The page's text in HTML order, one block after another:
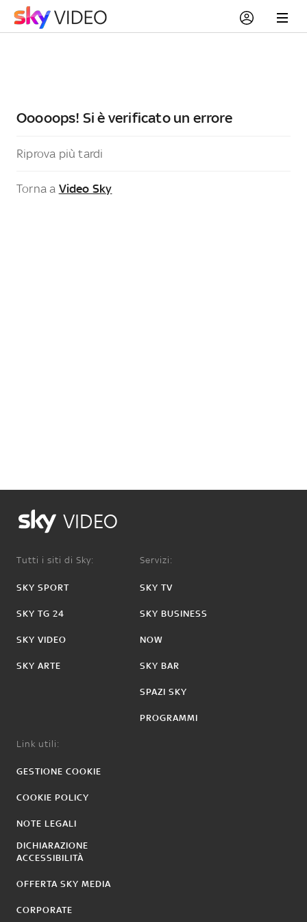
Ooooops! Si è verificato un errore
Riprova più tardi
Torna a Video Sky
VIDEO
Tutti i siti di Sky:
SKY SPORT
SKY TG 24
SKY VIDEO
SKY ARTE
Servizi:
SKY TV
SKY BUSINESS
NOW
SKY BAR
SPAZI SKY
PROGRAMMI
Link utili:
GESTIONE COOKIE
COOKIE POLICY
NOTE LEGALI
DICHIARAZIONE
ACCESSIBILITÀ
OFFERTA SKY MEDIA
CORPORATE